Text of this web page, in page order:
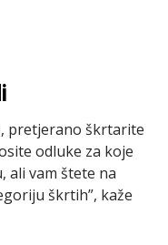
pretjerano škrtarite
odluke za koje
ali vam štete na
škrtih”, kaže